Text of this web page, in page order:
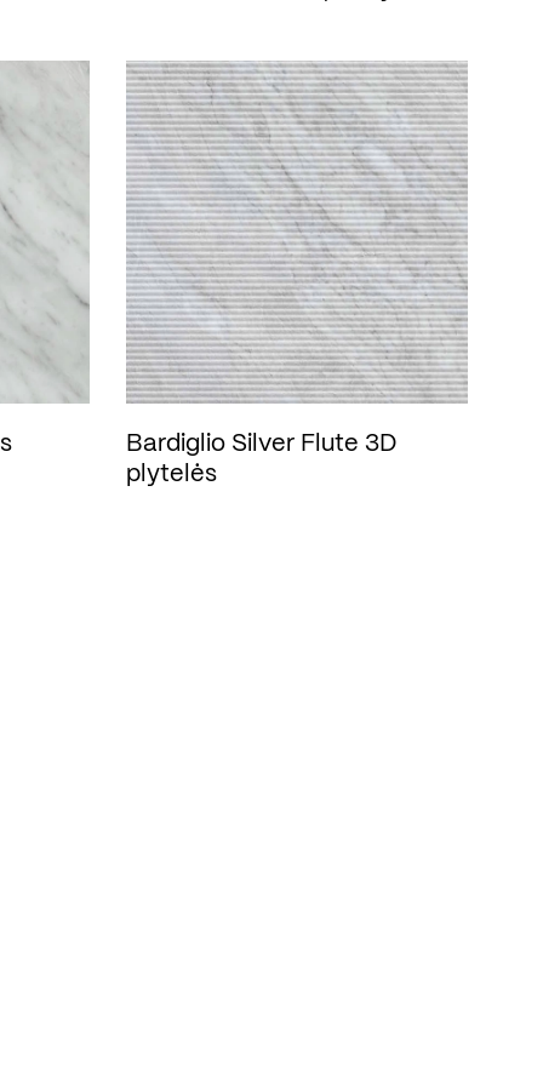
Bardiglio Silver Flute 3D
plytelės